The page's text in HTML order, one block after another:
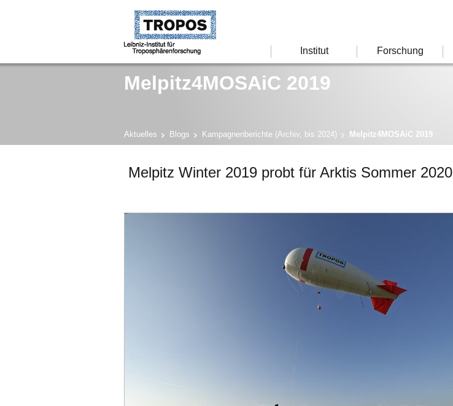
Melpitz4MOSAiC 2019
Aktuelles Blogs Kampagnenberichte (Archiv, bis 2024) Melpitz4MOSAiC 2019
Melpitz Winter 2019 probt für Arktis Sommer 2020
Institut Forschung